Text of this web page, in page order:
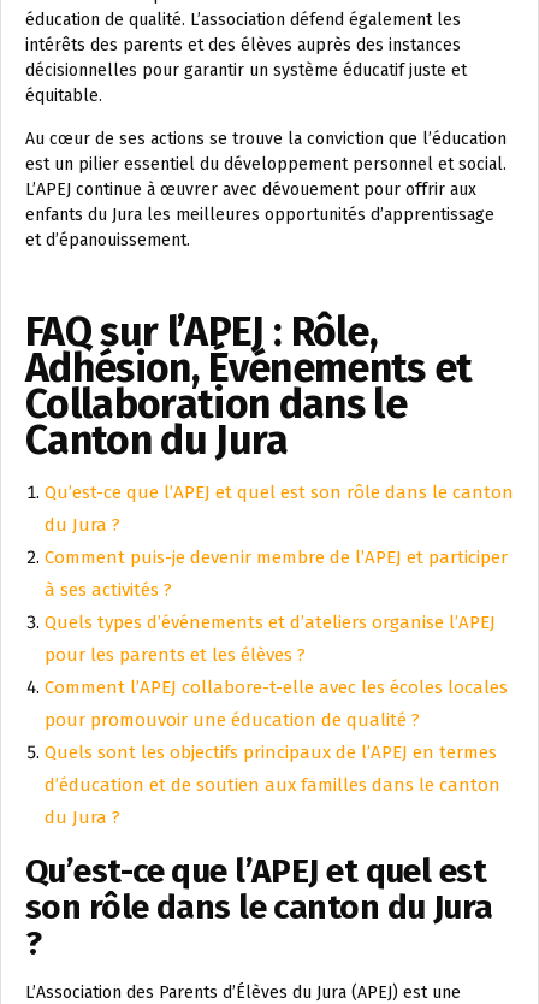
éducation de qualité. L’association défend également les
intérêts des parents et des élèves auprès des instances
décisionnelles pour garantir un système éducatif juste et
équitable.
Au cœur de ses actions se trouve la conviction que l’éducation
est un pilier essentiel du développement personnel et social.
L’APEJ continue à œuvrer avec dévouement pour offrir aux
enfants du Jura les meilleures opportunités d’apprentissage
et d’épanouissement.
FAQ sur l’APEJ : Rôle,
Adhésion, Événements et
Collaboration dans le
Canton du Jura
Qu’est-ce que l’APEJ et quel est son rôle dans le canton
du Jura ?
Comment puis-je devenir membre de l’APEJ et participer
à ses activités ?
Quels types d’événements et d’ateliers organise l’APEJ
pour les parents et les élèves ?
Comment l’APEJ collabore-t-elle avec les écoles locales
pour promouvoir une éducation de qualité ?
Quels sont les objectifs principaux de l’APEJ en termes
d’éducation et de soutien aux familles dans le canton
du Jura ?
Qu’est-ce que l’APEJ et quel est
son rôle dans le canton du Jura
?
L’Association des Parents d’Élèves du Jura (APEJ) est une